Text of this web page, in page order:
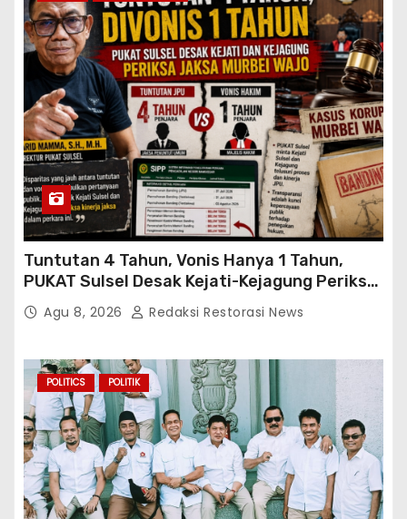
Tuntutan 4 Tahun, Vonis Hanya 1 Tahun,
PUKAT Sulsel Desak Kejati-Kejagung Periksa
JPU Murbei Wajo
Agu 8, 2026 Redaksi Restorasi News
POLITICS POLITIK